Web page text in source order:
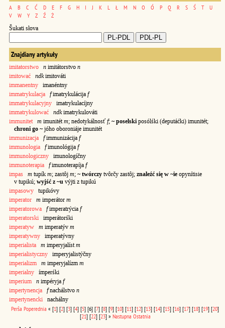
A B C Ć D E F G H I J K L Ł M N O Ó P Q R S Ś T
U
V
W Y Z Ź Ż
Šukati słova
Znajdiany artykuły
imitatorstwo n imitátorstvo n
imitować
ndkimitováti
immanentny imanéntny
immatrykulacja
fimatrykulácija f
immatrykulacyjny imatrykulacíjny
immatrykulować
ndkimatrykulováti
immunitet
m imunitét m; nedotykálnosť f; ~ poselski posólśki (deputáćki) imunitét;
chroni go ~ jóho oboroniáje imunitét
immunizacja
fimmunizácija f
immunologia
fimunológija f
immunologiczny imunologíčny
immunoterapia
fimunoterapíja f
impas
m tupík m; zastôj m; ~ twórczy tvôrčy zastôj; znaleźć się w ~ie opynítisie
v tupikú; wyjść z ~u výjti z tupikú
impasowy tupikóvy
imperator
m imperátor m
imperatorowa
fimperatrýcia f
imperatorski imperátorśki
imperatyw
m imperatýv m
imperatywny imperatývny
imperialista
m imperyjalíst m
imperialistyczny imperyjalistýčny
imperializm
m imperyjalízm m
imperialny ímperśki
imperium
n impéryja f
impertynencja
fnachálstvo n
impertynencki nachálny
Perša Poperednia « [1] [2] [3] [4] [5] [6] [7] [8] [9] [10] [11] [12] [13] [14] [15] [16] [17] [18] [19] [20]
[21] [22] [23]» Nastupna Ostatnia